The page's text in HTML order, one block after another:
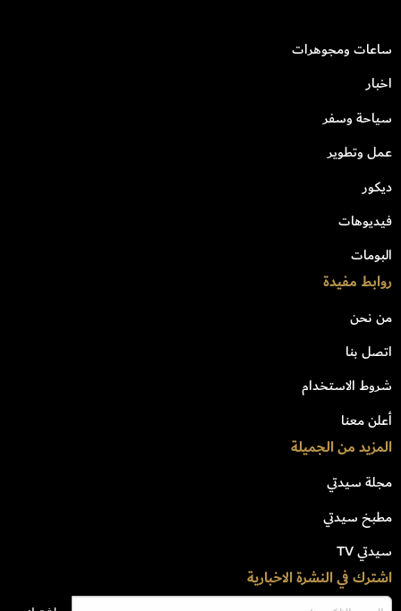
ساعات ومجوهرات
اخبار
سياحة وسفر
عمل وتطوير
ديكور
فيديوهات
البومات
روابط مفيدة
من نحن
اتصل بنا
شروط الاستخدام
أعلن معنا
المزيد من الجميلة
مجلة سيدتي
مطبخ سيدتي
سيدتي TV
اشترك في النشرة الاخبارية